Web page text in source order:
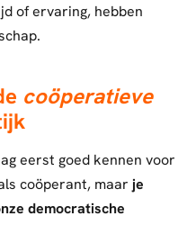
of ervaring, hebben
coöperatieve
eerst goed kennen voor
coöperant, maar je
democratische